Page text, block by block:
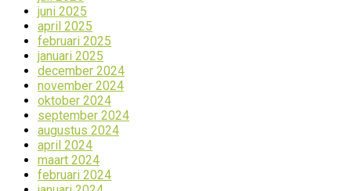
juni 2025
april 2025
februari 2025
januari 2025
december 2024
november 2024
oktober 2024
september 2024
augustus 2024
april 2024
maart 2024
februari 2024